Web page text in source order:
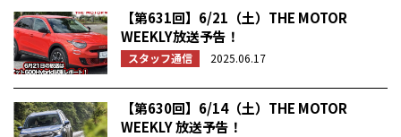
【第631回】6/21（土）THE MOTOR
WEEKLY放送予告！
スタッフ通信 2025.06.17
【第630回】6/14（土）THE MOTOR
WEEKLY 放送予告！